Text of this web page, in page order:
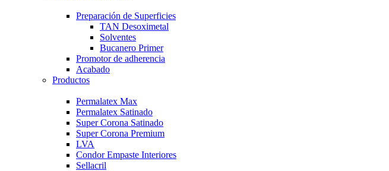
Preparación de Superficies
TAN Desoximetal
Solventes
Bucanero Primer
Promotor de adherencia
Acabado
Productos
Permalatex Max
Permalatex Satinado
Super Corona Satinado
Super Corona Premium
LVA
Condor Empaste Interiores
Sellacril